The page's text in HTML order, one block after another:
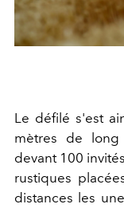
Le défilé s'est
mètres de
devant 100
rustiques
distances les